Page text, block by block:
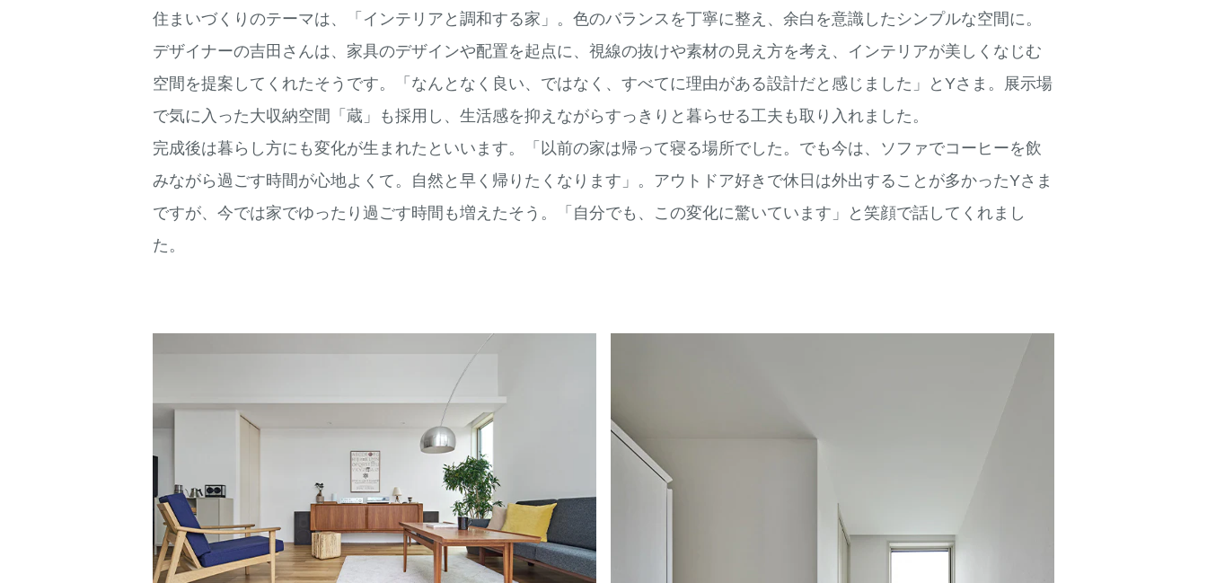
住まいづくりのテーマは、「インテリアと調和する家」。色のバランスを丁寧に整え、余白を意識したシンプルな空間に。
デザイナーの吉田さんは、家具のデザインや配置を起点に、視線の抜けや素材の見え方を考え、インテリアが美しくなじむ
空間を提案してくれたそうです。「なんとなく良い、ではなく、すべてに理由がある設計だと感じました」とYさま。展示場
で気に入った大収納空間「蔵」も採用し、生活感を抑えながらすっきりと暮らせる工夫も取り入れました。
完成後は暮らし方にも変化が生まれたといいます。「以前の家は帰って寝る場所でした。でも今は、ソファでコーヒーを飲
みながら過ごす時間が心地よくて。自然と早く帰りたくなります」。アウトドア好きで休日は外出することが多かったYさま
ですが、今では家でゆったり過ごす時間も増えたそう。「自分でも、この変化に驚いています」と笑顔で話してくれまし
た。